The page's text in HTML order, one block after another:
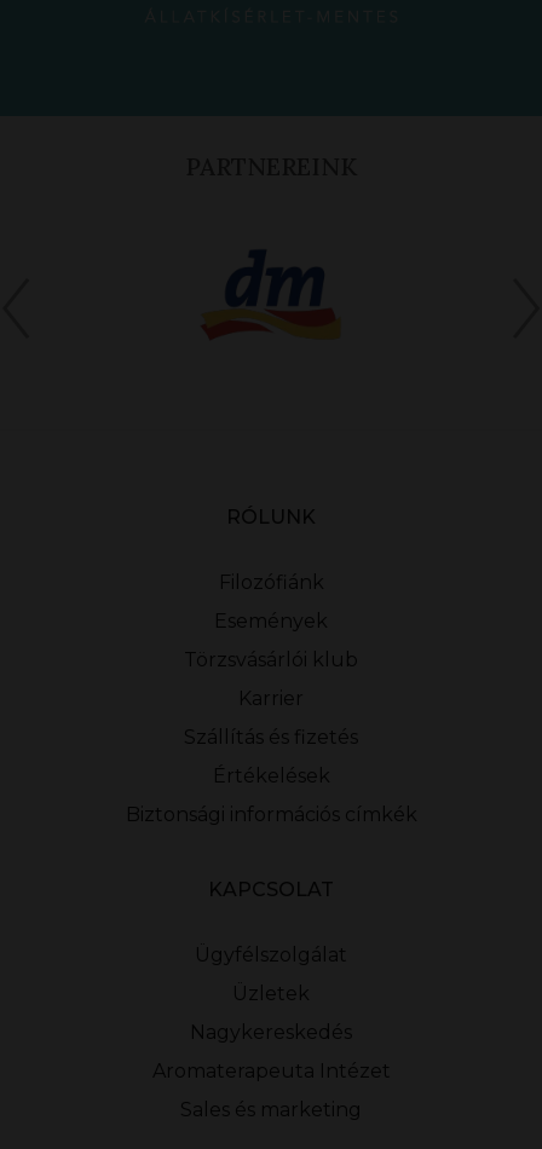
RÓLUNK
Filozófiánk
Események
Törzsvásárlói klub
Karrier
Szállítás és fizetés
Értékelések
Biztonsági információs címkék
KAPCSOLAT
Ügyfélszolgálat
Üzletek
Nagykereskedés
Aromaterapeuta Intézet
Sales és marketing